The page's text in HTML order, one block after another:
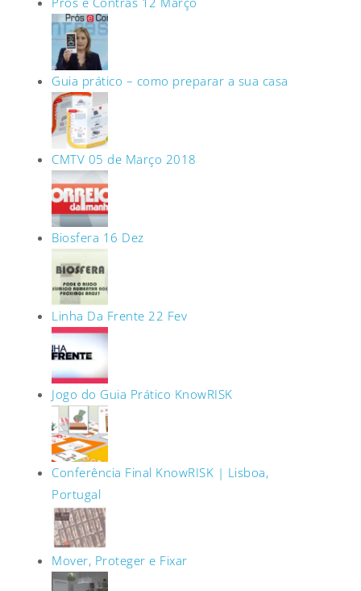
Guia prático – como preparar a sua casa
CMTV 05 de Março 2018
Biosfera 16 Dez
Linha Da Frente 22 Fev
Jogo do Guia Prático KnowRISK
Conferência Final KnowRISK | Lisboa,
Portugal
Mover, Proteger e Fixar